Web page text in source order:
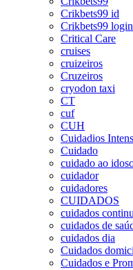
Crikbets99 id
Crikbets99 login
Critical Care
cruises
cruizeiros
Cruzeiros
cryodon taxi
CT
cuf
CUH
Cuidadios
Cuidado
cuidado ao
cuidador
cuidadores
CUIDADOS
cuidados
cuidados de
cuidados dia
Cuidados
Cuidados e